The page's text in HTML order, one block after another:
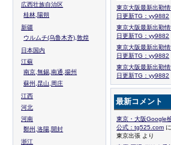
広西壮族自治区
桂林,陽朔
新疆
ウルムチ(乌鲁木齐),敦煌
日本国内
江蘇
南京,無錫,南通,揚州
蘇州,昆山,周庄
江西
河北
河南
鄭州,洛陽,開封
浙江
東京大阪最新出勤
日更新TG：yy9882
東京大阪最新出勤
日更新TG：yy9882
東京大阪最新出勤
日更新TG：yy9882
東京大阪最新出勤
日更新TG：yy9882
最新コメント
東京・大阪Google
公式：tg525.com
東京出張 より